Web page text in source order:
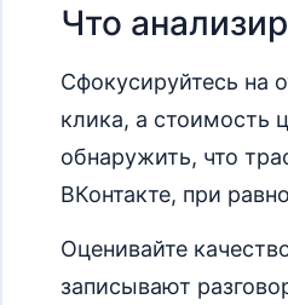
Что
Сфокусируйтесь на
клика, а стоимость
обнаружить, что
ВКонтакте, при
Оценивайте
записывают